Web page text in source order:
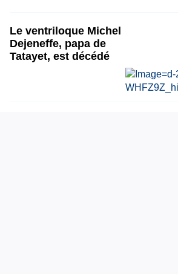
Le ventriloque Michel
Dejeneffe, papa de
Tatayet, est décédé